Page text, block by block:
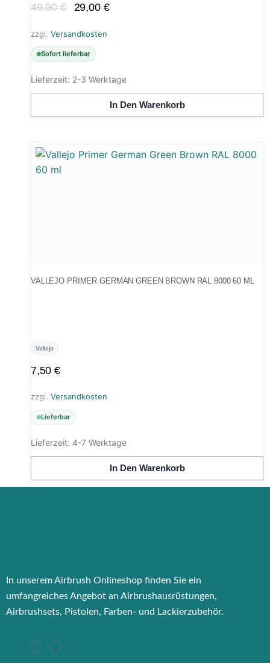
49,90€
Ursprünglicher
war:
49,90 €
29,00 €Aktueller
zzgl. Versandkosten
Sofort lieferbar
Lieferzeit: 2-3 Werktage
In Den Warenkorb
VALLEJO PRIMER GERMAN GREEN BROWN RAL 8000 60 ML
Vallejo
7,50€
zzgl. Versandkosten
Lieferbar
Lieferzeit: 4-7 Werktage
In Den Warenkorb
In unserem Airbrush Onlineshop finden Sie ein
umfangreiches Angebot an Airbrushausrüstungen,
Airbrushsets, Pistolen, Farben- und Lackierzubehör.